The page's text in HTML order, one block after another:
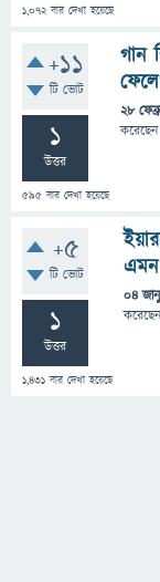
1,072বার দেখা হয়েছে
+11
টি ভোট
1
উত্তর
595 বার দেখা হয়েছে
গান
28
করেছেন
+5
টি ভোট
1
উত্তর
1,431 বার দেখা হয়েছে
04